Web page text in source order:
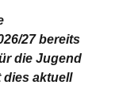
27 bereits
die Jugend
dies aktuell